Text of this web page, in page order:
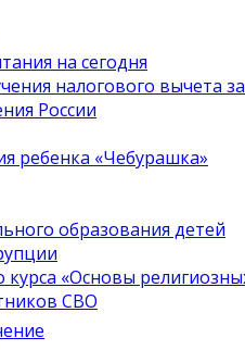
на сегодня
налогового вычета
России
ребенка «Чебурашка»
образования детей
«Основы
СВО